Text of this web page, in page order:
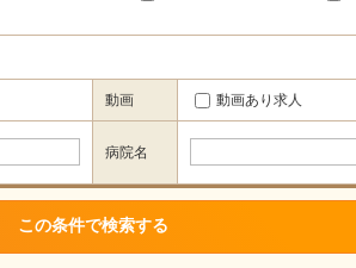
動画 動画あり求人
病院名